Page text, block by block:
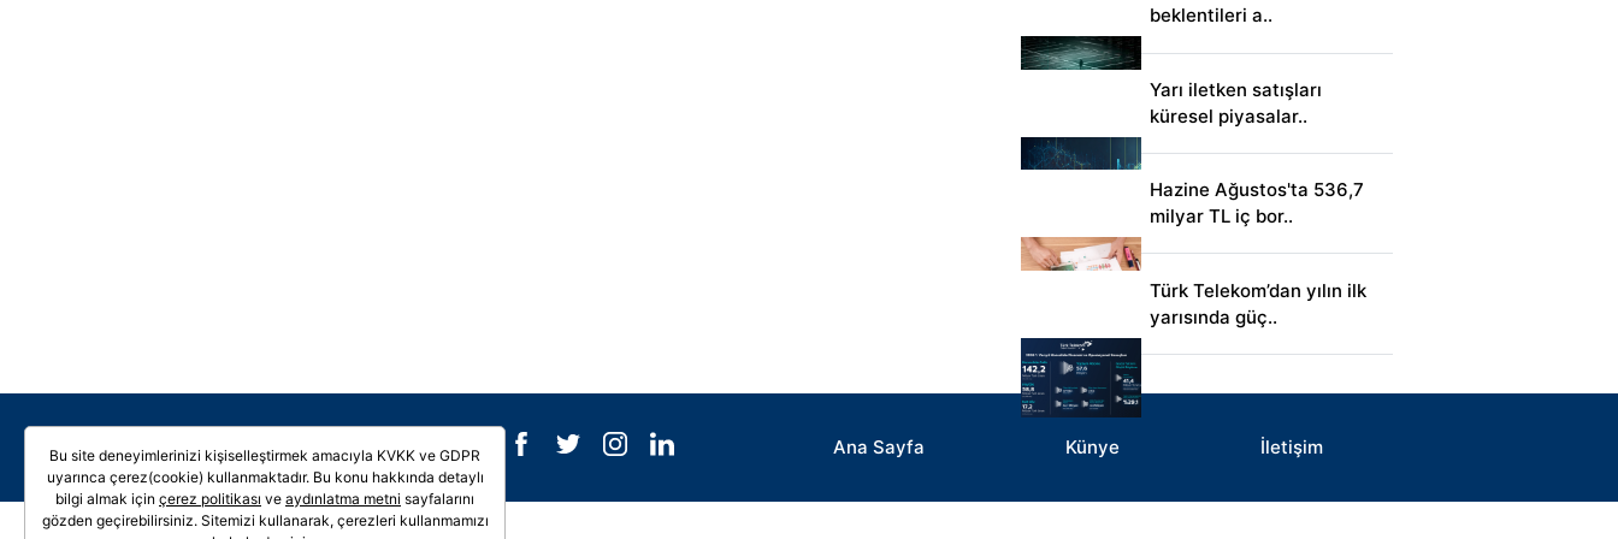
beklentileri a..
Yarı iletken satışları
küresel piyasalar..
Hazine Ağustos'ta 536,7
milyar TL iç bor..
Türk Telekom’dan yılın ilk
yarısında güç..
Galeri Video Ana Sayfa Künye İletişim
Bu site deneyimlerinizi kişiselleştirmek amacıyla KVKK ve GDPR
uyarınca çerez(cookie) kullanmaktadır. Bu konu hakkında detaylı
bilgi almak için çerez politikası ve aydınlatma metni sayfalarını
gözden geçirebilirsiniz. Sitemizi kullanarak, çerezleri kullanmamızı